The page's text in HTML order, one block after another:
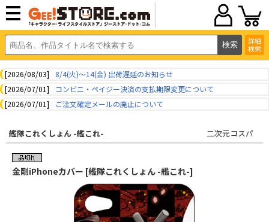
詳細
検索
[2026/08/03]
8/4(火)～14(金) 出荷遅延のお知らせ
[2026/07/01]
コンビニ・ペイジー決済の支払期限変更について
[2026/07/01]
ご注文確定メールの廃止について
艦隊これくしょん -艦これ- 二次元コスパ
金剛iPhoneカバー [艦隊これくしょん -艦これ-]